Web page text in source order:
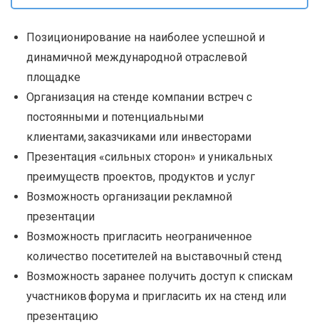
Позиционирование на наиболее успешной и
динамичной международной отраслевой
площадке
Организация на стенде компании встреч с
постоянными и потенциальными
клиентами, заказчиками или инвесторами
Презентация «сильных сторон» и уникальных
преимуществ проектов, продуктов и услуг
Возможность организации рекламной
презентации
Возможность пригласить неограниченное
количество посетителей на выставочный стенд
Возможность заранее получить доступ к спискам
участников форума и пригласить их на стенд или
презентацию